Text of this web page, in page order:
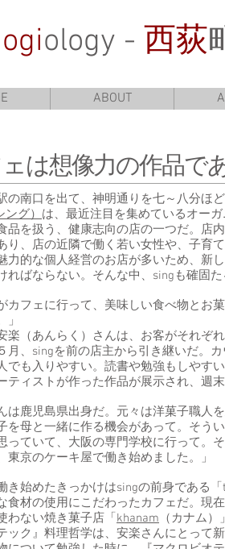
ology - 西荻
ABOUT
は想像力の作品で
の南口を出て、神明通りを七～八分ほ
グ） は、最近注目を集めているオーガ
品を扱う、健康志向の店の一つだ。店
り、店の近隣で働く若い女性や、子育
力的な個人経営のお店が多いため、新
ればならない。そんな中、singも確固
カフェに行って、美味しい食べ物とお
楽（あんらく）さんは、お客がそれぞ
月、singを前の店主から引き継いだ。
でも入りやすい。読書や勉強もしやす
ティストが作った作品が展示され、週
は鹿児島県出身だ。元々は洋菓子職人を
を母と一緒に作る機会があって。そう
っていて、大阪の専門学校に行って。
東京のケーキ屋で働き始めました。」
き始めたきっかけはsingの前身である
食材の使用にこだわったカフェだ。現
わない焼き菓子店「 khanam （カナム
ック』料理哲学は、安楽さんにとって